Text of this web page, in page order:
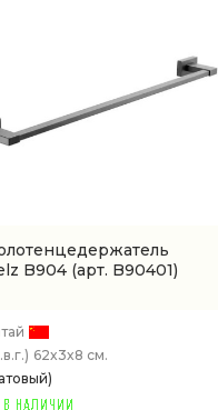
B904 (арт. B90401)
62x3x8 см.